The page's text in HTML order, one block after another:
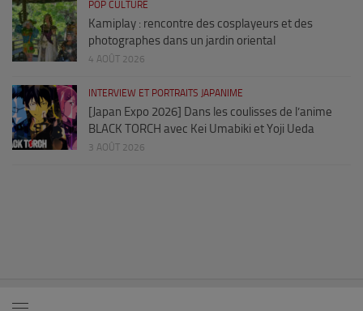
POP CULTURE
Kamiplay : rencontre des cosplayeurs et des
photographes dans un jardin oriental
4 AOÛT 2026
INTERVIEW ET PORTRAITS JAPANIME
[Japan Expo 2026] Dans les coulisses de l’anime
BLACK TORCH avec Kei Umabiki et Yoji Ueda
3 AOÛT 2026